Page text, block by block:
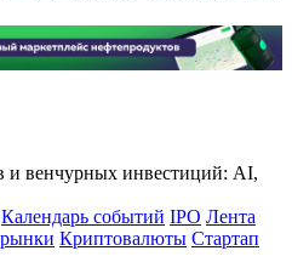
и венчурных инвестиций: AI,
Календарь событий IPO Лента
Криптовалюты Стартап